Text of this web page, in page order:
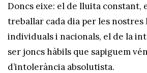
Doncs eixe: el de lluita constant,
treballar cada dia per les
individuals i nacionals, el de la
ser joncs hàbils que sapiguem
d’intolerància absolutista.